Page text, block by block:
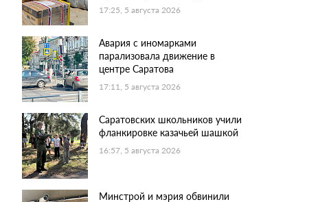
17:25, 5 августа 2026
Авария с иномарками
парализовала движение в
центре Саратова
17:11, 5 августа 2026
Саратовских школьников учили
фланкировке казачьей шашкой
16:57, 5 августа 2026
Минстрой и мэрия обвинили